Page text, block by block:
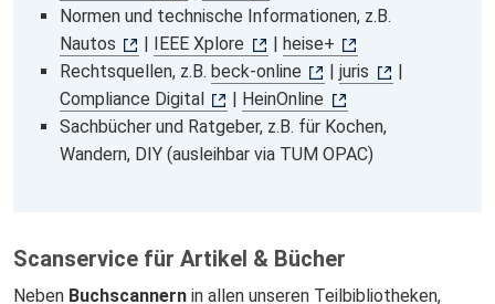
Normen und technische Informationen, z.B.
Nautos
| IEEE Xplore | heise+
Rechtsquellen, z.B. beck-online |juris
|
Compliance Digital
| HeinOnline
Sachbücher und Ratgeber, z.B. für Kochen,
Wandern, DIY (ausleihbar via TUM OPAC)
Scanservice für Artikel & Bücher
Neben Buchscannern in allen unseren Teilbibliotheken,